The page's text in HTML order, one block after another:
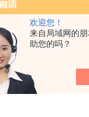
欢迎您！
来自局域网的
助您的吗？